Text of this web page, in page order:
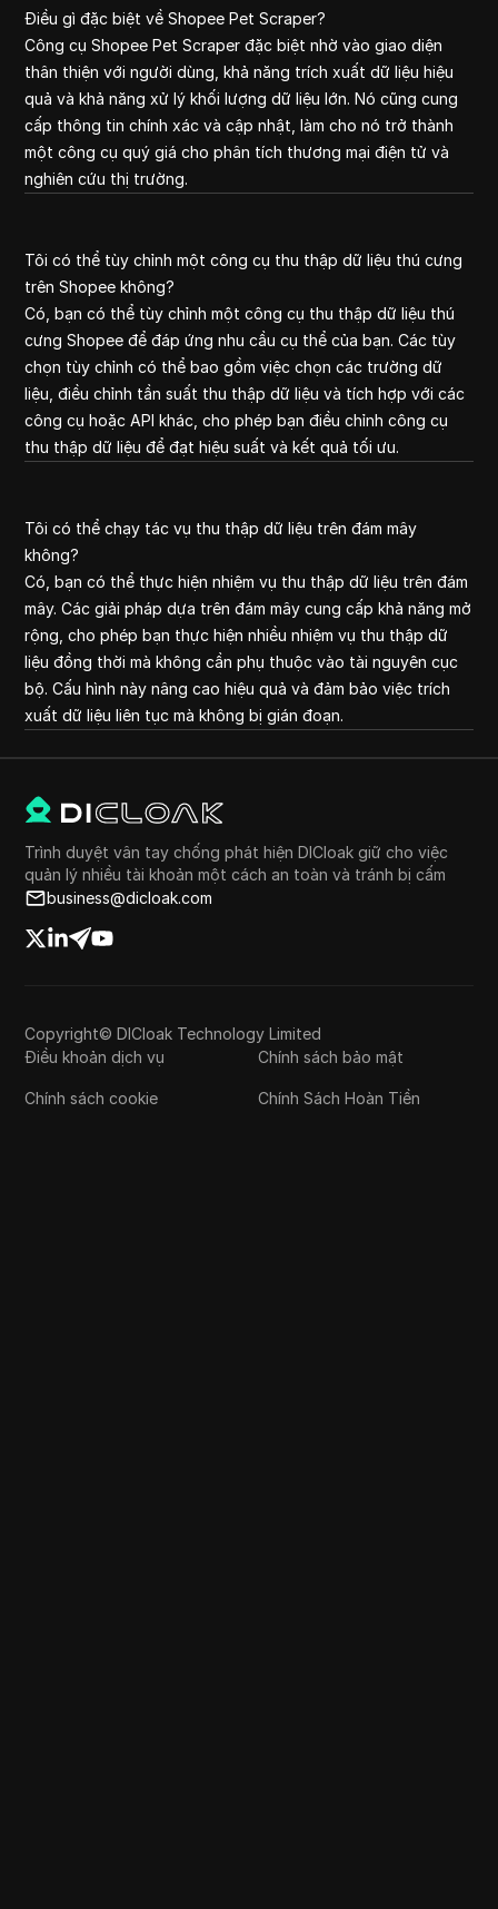
Điều gì đặc biệt về Shopee Pet Scraper?
Công cụ Shopee Pet Scraper đặc biệt nhờ vào giao diện
thân thiện với người dùng, khả năng trích xuất dữ liệu hiệu
quả và khả năng xử lý khối lượng dữ liệu lớn. Nó cũng cung
cấp thông tin chính xác và cập nhật, làm cho nó trở thành
một công cụ quý giá cho phân tích thương mại điện tử và
nghiên cứu thị trường.
Tôi có thể tùy chỉnh một công cụ thu thập dữ liệu thú cưng
trên Shopee không?
Có, bạn có thể tùy chỉnh một công cụ thu thập dữ liệu thú
cưng Shopee để đáp ứng nhu cầu cụ thể của bạn. Các tùy
chọn tùy chỉnh có thể bao gồm việc chọn các trường dữ
liệu, điều chỉnh tần suất thu thập dữ liệu và tích hợp với các
công cụ hoặc API khác, cho phép bạn điều chỉnh công cụ
thu thập dữ liệu để đạt hiệu suất và kết quả tối ưu.
Tôi có thể chạy tác vụ thu thập dữ liệu trên đám mây
không?
Có, bạn có thể thực hiện nhiệm vụ thu thập dữ liệu trên đám
mây. Các giải pháp dựa trên đám mây cung cấp khả năng mở
rộng, cho phép bạn thực hiện nhiều nhiệm vụ thu thập dữ
liệu đồng thời mà không cần phụ thuộc vào tài nguyên cục
bộ. Cấu hình này nâng cao hiệu quả và đảm bảo việc trích
xuất dữ liệu liên tục mà không bị gián đoạn.
Trình duyệt vân tay chống phát hiện DICloak giữ cho việc
quản lý nhiều tài khoản một cách an toàn và tránh bị cấm
business@dicloak.com
Copyright© DICloak Technology Limited
Điều khoản dịch vụ
Chính sách bảo mật
Chính sách cookie Chính Sách Hoàn Tiền